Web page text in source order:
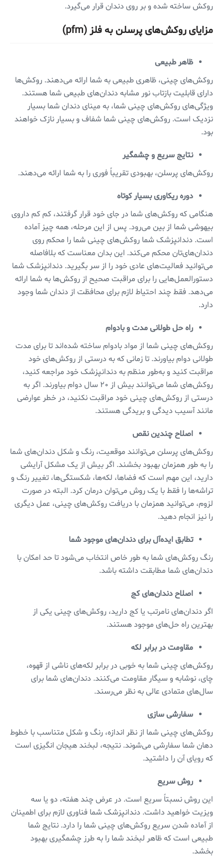
روکش ساخته شده و بر روی دندان قرار می‌گیرد.
مزایای روکش‌های پرسلن به فلز (pfm)
ظاهر طبیعی
روکش‌های چینی، ظاهری طبیعی به شما ارائه می‌دهند. روکش‌ها
دارای قابلیت بازتاب نور مشابه دندان‌های طبیعی شما هستند.
ویژگی‌های روکش‌های چینی شما، به مینای دندان شما بسیار
نزدیک است. روکش‌های چینی شما شفاف و بسیار نازک خواهند
بود.
نتایج سریع و چشمگیر
روکش‌های پرسلن، بهبودی تقریباً فوری را به شما ارائه می‌دهند.
دوره ریکاوری بسیار کوتاه
هنگامی که روکش‌های شما در جای خود قرار گرفتند، کم کم داروی
بیهوشی شما از بین می‌رود. پس از این مرحله، همه چیز آماده
است. دندانپزشک شما روکش‌های چینی شما را محکم روی
دندان‌های‌تان محکم می‌کند. این بدان معناست که بلافاصله
می‌توانید فعالیت‌های عادی خود را از سر بگیرید. دندانپزشک شما
دستورالعمل‌هایی را برای مراقبت صحیح از روکش‌ها به شما ارائه
می‌دهد. فقط چند احتیاط لازم برای محافظت از دندان شما وجود
دارد.
راه حل طولانی مدت و بادوام
روکش‌های چینی شما از مواد بادوام ساخته شده‌اند تا برای مدت
طولانی دوام بیاورند. تا زمانی که به درستی از روکش‌های خود
مراقبت کنید و به‌طور منظم به دندانپزشک خود مراجعه کنید،
روکش‌های شما می‌توانند بیش از ۲۰ سال دوام بیاورند. اگر به
درستی از روکش‌های چینی خود مراقبت نکنید، در خطر عوارضی
مانند آسیب دیدگی و بریدگی هستند.
اصلاح چندین نقص
روکش‌های پرسلن می‌توانند موقعیت، رنگ و شکل دندان‌های شما
را به طور همزمان بهبود بخشند. اگر بیش از یک مشکل آرایشی
دارید، این مهم است که فضاها، لکه‌ها، شکستگی‌ها، تغییر رنگ و
تراشه‌ها را فقط با یک روش می‌توان درمان کرد. البته در صورت
لزوم، می‌توانید همزمان با دریافت روکش‌های چینی، عمل دیگری
را نیز انجام دهید.
تطابق ایده‌آل برای دندان‌های موجود شما
رنگ روکش‌های شما به طور خاص انتخاب می‌شود تا حد امکان با
دندان‌های شما مطابقت داشته باشد.
اصلاح دندان‌های کج
اگر دندان‌های نامرتب یا کج دارید، روکش‌های چینی یکی از
بهترین راه حل‌های موجود هستند.
مقاومت در برابر لکه
روکش‌های چینی شما به خوبی در برابر لکه‌های ناشی از قهوه،
چای، نوشابه و سیگار مقاومت می‌کنند. دندان‌های شما برای
سال‌های متمادی عالی به نظر می‌رسند.
سفارشی سازی
روکش‌های چینی شما از نظر اندازه، رنگ و شکل متناسب با خطوط
دهان شما سفارشی می‌شوند. نتیجه، لبخند هیجان انگیزی است
که رویای آن را داشتید.
روش سریع
این روش نسبتاً سریع است. در عرض چند هفته، دو یا سه
ویزیت خواهید داشت. دندانپزشک شما فناوری لازم برای اطمینان
از آماده شدن سریع روکش‌های چینی شما را دارد. نتایج شما
طبیعی است که ظاهر لبخند شما را به طرز چشمگیری بهبود
بخشد.